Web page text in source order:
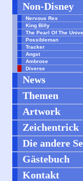
Non-Disney
Nervous Rex
King Billy
The Pearl Of The
Possibleman
Tracker
Angst
Ambrose
Diverse
News
Themen
Artwork
Zeichentrick
Die andere
Gästebuch
Kontakt